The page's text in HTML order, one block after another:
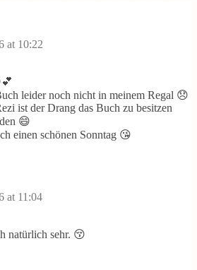
at 10:22
leider noch nicht in meinem Regal 😞
ist der Drang das Buch zu besitzen
😄
einen schönen Sonntag 😘
at 11:04
natürlich sehr. 😚